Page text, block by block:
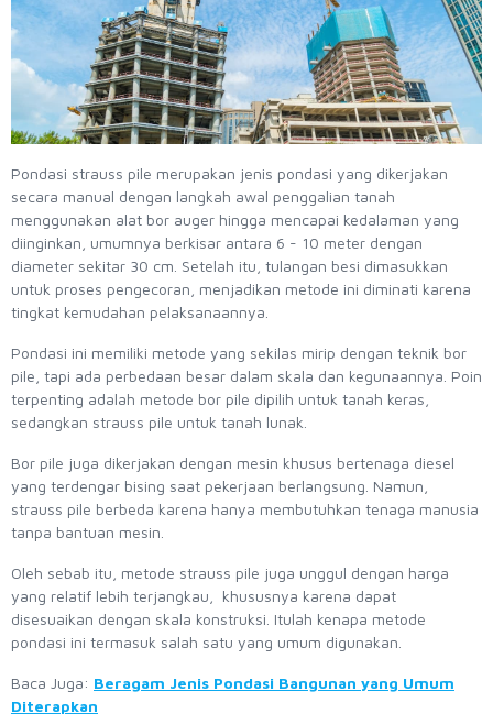
Pondasi strauss pile merupakan jenis pondasi yang dikerjakan
secara manual dengan langkah awal penggalian tanah
menggunakan alat bor auger hingga mencapai kedalaman yang
diinginkan, umumnya berkisar antara 6 - 10 meter dengan
diameter sekitar 30 cm. Setelah itu, tulangan besi dimasukkan
untuk proses pengecoran, menjadikan metode ini diminati karena
tingkat kemudahan pelaksanaannya.
Pondasi ini memiliki metode yang sekilas mirip dengan teknik bor
pile, tapi ada perbedaan besar dalam skala dan kegunaannya. Poin
terpenting adalah metode bor pile dipilih untuk tanah keras,
sedangkan strauss pile untuk tanah lunak.
Bor pile juga dikerjakan dengan mesin khusus bertenaga diesel
yang terdengar bising saat pekerjaan berlangsung. Namun,
strauss pile berbeda karena hanya membutuhkan tenaga manusia
tanpa bantuan mesin.
Oleh sebab itu, metode strauss pile juga unggul dengan harga
yang relatif lebih terjangkau, khususnya karena dapat
disesuaikan dengan skala konstruksi. Itulah kenapa metode
pondasi ini termasuk salah satu yang umum digunakan.
Baca Juga: Beragam Jenis Pondasi Bangunan yang Umum
Diterapkan